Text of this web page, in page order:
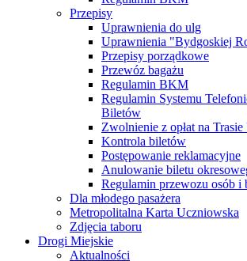
Przepisy
Uprawnienia do ulg
Uprawnienia "Bydgoskiej
Przepisy porządkowe
Przewóz bagażu
Regulamin BKM
Regulamin Systemu
Biletów
Zwolnienie z opłat na
Kontrola biletów
Postępowanie reklamacyjne
Anulowanie biletu
Regulamin przewozu osób i
Dla młodego pasażera
Metropolitalna Karta Uczniowska
Zdjęcia taboru
Drogi Miejskie
Aktualności